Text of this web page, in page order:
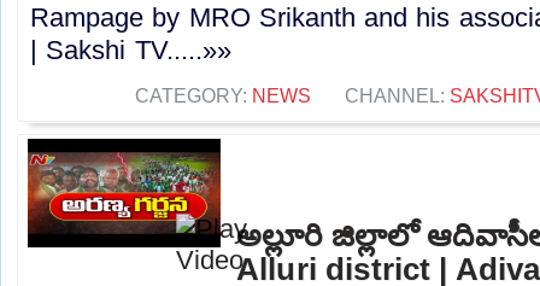
Rampage by MRO Srikanth and his
| Sakshi TV.....»»
CATEGORY: NEWS CHANNEL:
అల్లూరి జిల్లాలో
Alluri district |